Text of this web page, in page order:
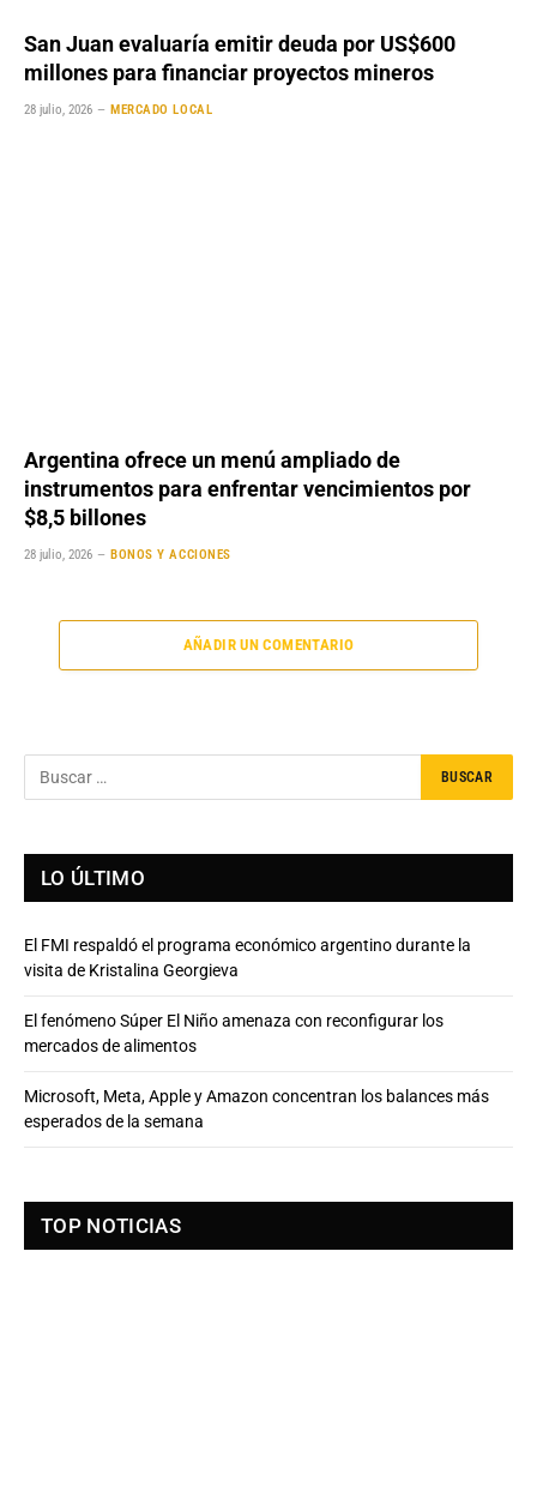
San Juan evaluaría emitir deuda por US$600
millones para financiar proyectos mineros
28 julio, 2026 MERCADO LOCAL
Argentina ofrece un menú ampliado de
instrumentos para enfrentar vencimientos por
$8,5 billones
28 julio, 2026 BONOS Y ACCIONES
AÑADIR UN COMENTARIO
LO ÚLTIMO
El FMI respaldó el programa económico argentino durante la
visita de Kristalina Georgieva
El fenómeno Súper El Niño amenaza con reconfigurar los
mercados de alimentos
Microsoft, Meta, Apple y Amazon concentran los balances más
esperados de la semana
TOP NOTICIAS